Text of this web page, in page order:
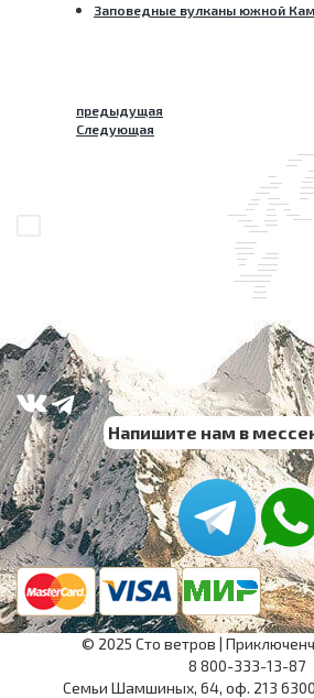
Заповедные вулканы южной
предыдущая
Следующая
Напишите нам в
© 2025 Сто ветров |
8 800-333-13-87
Семьи Шамшиных, 64, оф. 213